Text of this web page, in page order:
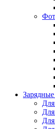
Зарядные